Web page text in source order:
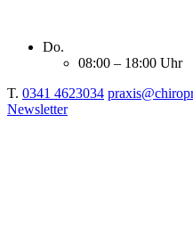
Do.
08:00 – 18:00 Uhr
T. 0341 4623034
Newsletter